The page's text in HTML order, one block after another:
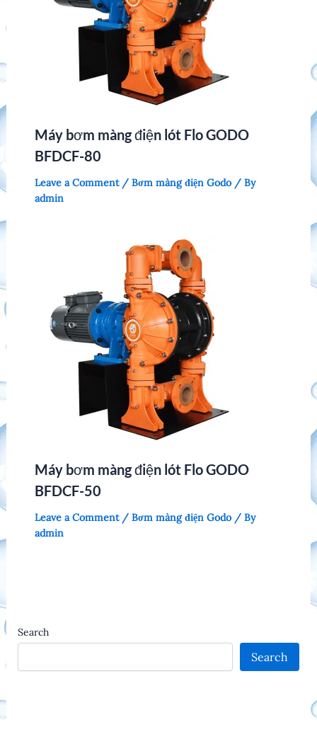
Search
Search
Máy bơm màng điện lót Flo GODO
BFDCF-80
Leave a Comment / Bơm màng điện Godo/ By
admin
Máy bơm màng điện lót Flo GODO
BFDCF-50
Leave a Comment / Bơm màng điện Godo/ By
admin